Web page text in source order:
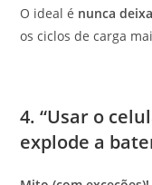
O ideal é nunca
os ciclos de carga
4. “Usar o
explode a